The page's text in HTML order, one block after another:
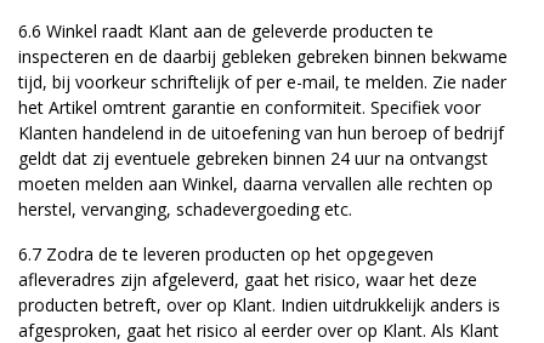
6.6 Winkel raadt Klant aan de geleverde producten te
inspecteren en de daarbij gebleken gebreken binnen bekwame
tijd, bij voorkeur schriftelijk of per e-mail, te melden. Zie nader
het Artikel omtrent garantie en conformiteit. Specifiek voor
Klanten handelend in de uitoefening van hun beroep of bedrijf
geldt dat zij eventuele gebreken binnen 24 uur na ontvangst
moeten melden aan Winkel, daarna vervallen alle rechten op
herstel, vervanging, schadevergoeding etc.
6.7 Zodra de te leveren producten op het opgegeven
afleveradres zijn afgeleverd, gaat het risico, waar het deze
producten betreft, over op Klant. Indien uitdrukkelijk anders is
afgesproken, gaat het risico al eerder over op Klant. Als Klant